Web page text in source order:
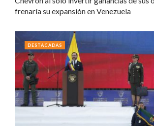
frenaría su expansión en Venezuela
DESTACADAS